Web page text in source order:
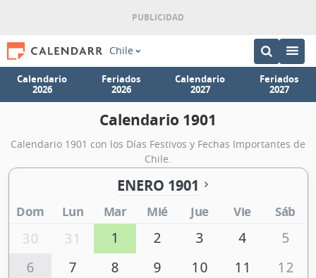
Chile
Calendario
2026
Feriados
2026
Calendario
2027
Feriados
2027
Calendario 1901
Calendario 1901 con los Días Festivos y Fechas Importantes de
Chile.
ENERO 1901
Dom Lun Mar Mié Jue Vie Sáb
30 31 1 2 3 4
5
6
7 8 9 10 11
12